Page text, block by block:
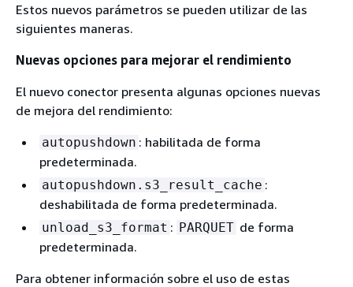
Estos nuevos parámetros se pueden utilizar de las
siguientes maneras.
Nuevas opciones para mejorar el rendimiento
El nuevo conector presenta algunas opciones nuevas
de mejora del rendimiento:
autopushdown : habilitada de forma
predeterminada.
autopushdown.s3_result_cache :
deshabilitada de forma predeterminada.
unload_s3_format : PARQUET de forma
predeterminada.
Para obtener información sobre el uso de estas